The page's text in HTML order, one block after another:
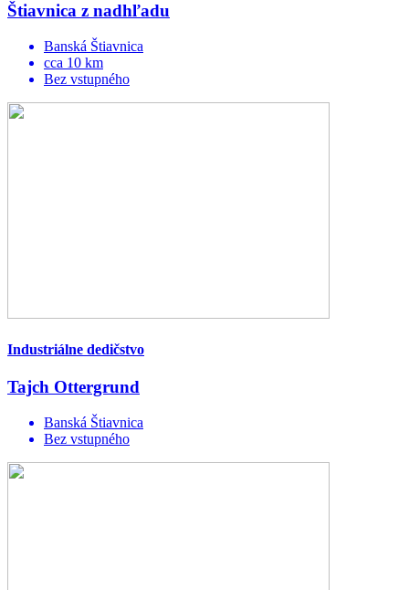
Štiavnica z nadhľadu
Banská Štiavnica
cca 10 km
Bez vstupného
Industriálne dedičstvo
Tajch Ottergrund
Banská Štiavnica
Bez vstupného